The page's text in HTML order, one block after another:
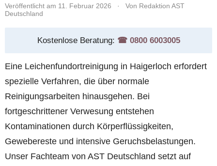
Veröffentlicht am 11. Februar 2026 ·
Von Redaktion AST
Deutschland
Kostenlose Beratung: ☎︎ 0800 6003005
Eine Leichenfundortreinigung in Haigerloch erfordert
spezielle Verfahren, die über normale
Reinigungsarbeiten hinausgehen. Bei
fortgeschrittener Verwesung entstehen
Kontaminationen durch Körperflüssigkeiten,
Gewebereste und intensive Geruchsbelastungen.
Unser Fachteam von AST Deutschland setzt auf